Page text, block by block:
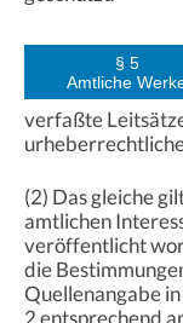
§ 5
Amtliche
verfaßte
(2) Das gleiche
amtlichen
veröffentlicht
die
Quellenangabe